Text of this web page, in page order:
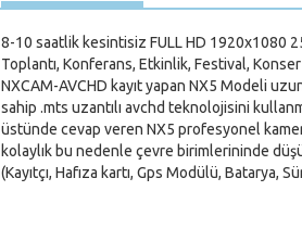
8-10 saatlik kesintisiz FULL HD 1920x1080
Toplantı, Konferans, Etkinlik, Festival, Konser
NXCAM-AVCHD kayıt yapan NX5 Modeli
sahip .mts uzantılı avchd teknolojisini
üstünde cevap veren NX5 profesyonel
kolaylık bu nedenle çevre birimlerininde
(Kayıtçı, Hafıza kartı, Gps Modülü, Batarya,